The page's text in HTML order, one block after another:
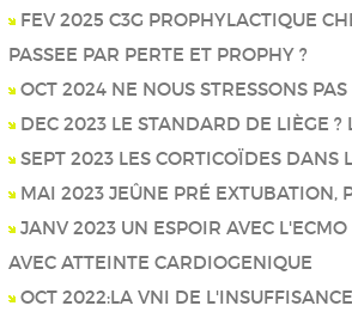
FEV 2025 C3G PROPHYLACTIQUE
PASSEE PAR PERTE ET PROPHY ?
OCT 2024 NE NOUS STRESSONS
DEC 2023 LE STANDARD DE LIÈGE
SEPT 2023 LES CORTICOÏDES DANS
MAI 2023 JEÛNE PRÉ EXTUBATION,
JANV 2023 UN ESPOIR AVEC
AVEC ATTEINTE CARDIOGENIQUE
OCT 2022:LA VNI DE